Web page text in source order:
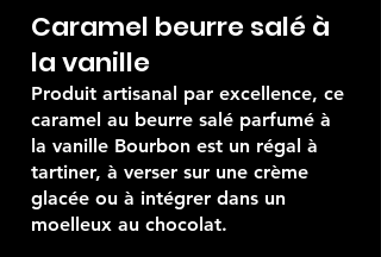
Caramel beurre salé à
la vanille
Produit artisanal par excellence, ce
caramel au beurre salé parfumé à
la vanille Bourbon est un régal à
tartiner, à verser sur une crème
glacée ou à intégrer dans un
moelleux au chocolat.